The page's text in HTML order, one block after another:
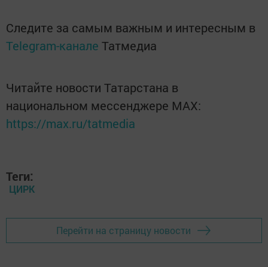
Следите за самым важным и интересным в
Telegram-канале Татмедиа
Читайте новости Татарстана в
национальном мессенджере MАХ:
https://max.ru/tatmedia
Теги:
ЦИРК
Перейти на страницу новости